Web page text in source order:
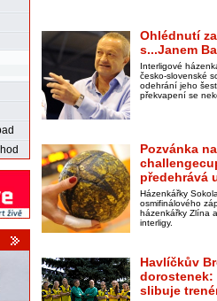
Ohlédnutí
s...Janem
Interligové
česko-slovenské
odehrání jeho
překvapení se
Pozvánka
předehrává
Házenkářky
osmifinálového
házenkářky Zlína
interligy.
Havlíčkův
dorostenek:
slibuje